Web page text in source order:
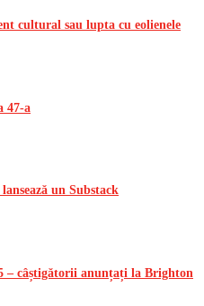
cultural sau lupta cu eolienele
47-a
un Substack
– câștigătorii anunțați la Brighton